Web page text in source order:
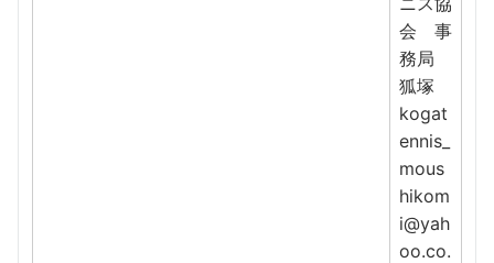
会 事
務局
狐塚
kogat
ennis_
mous
hikom
i@yah
oo.co.